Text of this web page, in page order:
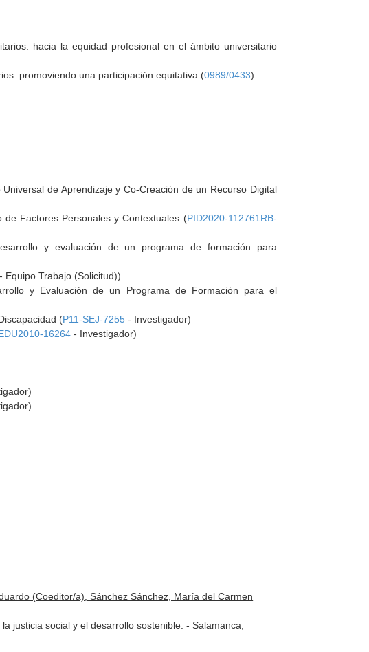
hacia la equidad profesional en el ámbito universitario
promoviendo una participación equitativa (0989/0433)
de Aprendizaje y Co-Creación de un Recurso Digital
de Factores Personales y Contextuales (PID2020-112761RB-
y evaluación de un programa de formación para
- Equipo Trabajo (Solicitud))
y Evaluación de un Programa de Formación para el
(P11-SEJ-7255 - Investigador)
16264 - Investigador)
(Coeditor/a), Sánchez Sánchez, María del Carmen
justicia social y el desarrollo sostenible. - Salamanca,